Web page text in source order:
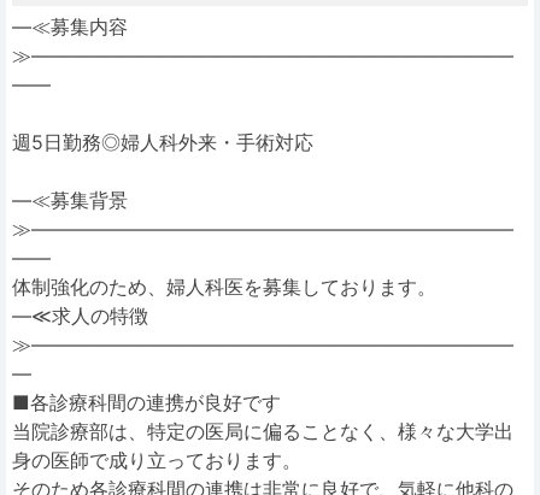
―≪募集内容
≫―――――――――――――――――――――――――
――
週5日勤務◎婦人科外来・手術対応
―≪募集背景
≫―――――――――――――――――――――――――
――
体制強化のため、婦人科医を募集しております。
―≪求人の特徴
≫―――――――――――――――――――――――――
―
■各診療科間の連携が良好です
当院診療部は、特定の医局に偏ることなく、様々な大学出
身の医師で成り立っております。
そのため各診療科間の連携は非常に良好で、気軽に他科の